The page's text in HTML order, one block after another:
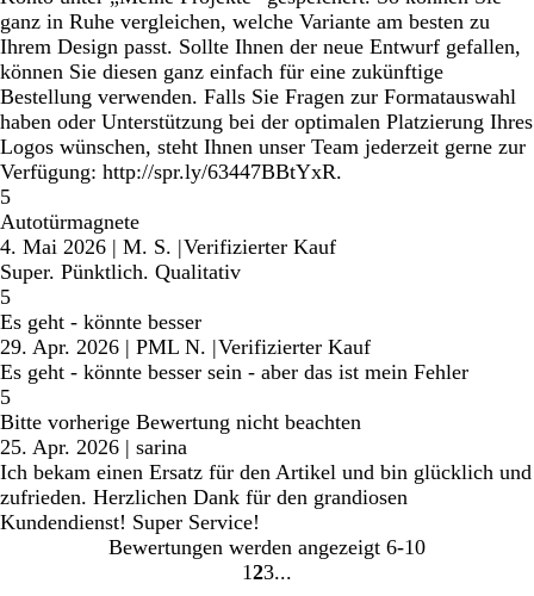
ganz in Ruhe vergleichen, welche Variante am besten zu
Ihrem Design passt. Sollte Ihnen der neue Entwurf gefallen,
können Sie diesen ganz einfach für eine zukünftige
Bestellung verwenden. Falls Sie Fragen zur Formatauswahl
haben oder Unterstützung bei der optimalen Platzierung Ihres
Logos wünschen, steht Ihnen unser Team jederzeit gerne zur
Verfügung: http://spr.ly/63447BBtYxR.
5
Autotürmagnete
4. Mai 2026 | M. S. |Verifizierter Kauf
Super. Pünktlich. Qualitativ
5
Es geht - könnte besser
29. Apr. 2026 | PML N. |Verifizierter Kauf
Es geht - könnte besser sein - aber das ist mein Fehler
5
Bitte vorherige Bewertung nicht beachten
25. Apr. 2026 | sarina
Ich bekam einen Ersatz für den Artikel und bin glücklich und
zufrieden. Herzlichen Dank für den grandiosen
Kundendienst! Super Service!
Bewertungen werden angezeigt 6-10
Gehe
1 Gehe
2Gehe
3